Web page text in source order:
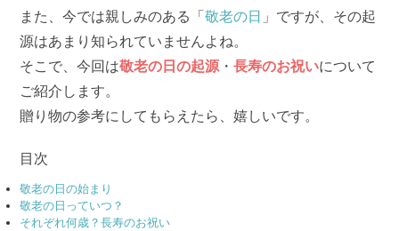
また、今では親しみのある「敬老の日 」ですが、その起
源はあまり知られていませんよね。
そこで、今回は敬老の日の起源 ・長寿のお祝いについて
ご紹介します。
贈り物の参考にしてもらえたら、嬉しいです。
目次
敬老の日の始まり
敬老の日っていつ？
それぞれ何歳？長寿のお祝い